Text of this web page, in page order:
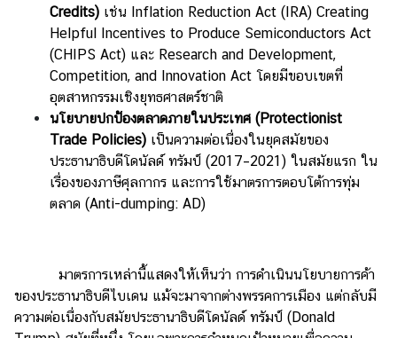
Credits) เช่น Inflation Reduction Act (IRA) Creating
Helpful Incentives to Produce Semiconductors Act
(CHIPS Act) และ Research and Development,
Competition, and Innovation Act โดยมีขอบเขตที่
อุตสาหกรรมเชิงยุทธศาสตร์ชาติ
นโยบายปกป้องตลาดภายในประเทศ (Protectionist
Trade Policies) เป็นความต่อเนื่องในยุคสมัยของ
ประธานาธิบดีโดนัลด์ ทรัมป์ (2017–2021) ในสมัยแรก ใน
เรื่องของภาษีศุลกากร และการใช้มาตรการตอบโต้การทุ่ม
ตลาด (Anti-dumping: AD)
มาตรการเหล่านี้แสดงให้เห็นว่า การดำเนินนโยบายการค้า
ของประธานาธิบดีไบเดน แม้จะมาจากต่างพรรคการเมือง แต่กลับมี
ความต่อเนื่องกับสมัยประธานาธิบดีโดนัลด์ ทรัมป์ (Donald